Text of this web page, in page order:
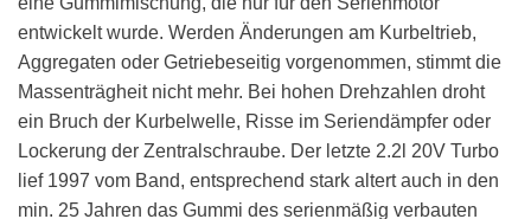
entwickelt wurde. Werden Änderungen am Kurbeltrieb,
Aggregaten oder Getriebeseitig vorgenommen, stimmt die
Massenträgheit nicht mehr. Bei hohen Drehzahlen droht
ein Bruch der Kurbelwelle, Risse im Seriendämpfer oder
Lockerung der Zentralschraube. Der letzte 2.2l 20V Turbo
lief 1997 vom Band, entsprechend stark altert auch in den
min. 25 Jahren das Gummi des serienmäßig verbauten